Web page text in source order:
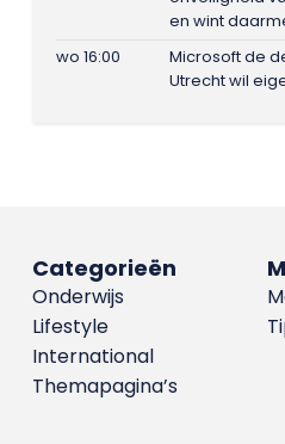
en wint
wo 16:00
Microsoft de
Utrecht wil
Categorieën
Onderwijs
Lifestyle
International
Themapagina’s